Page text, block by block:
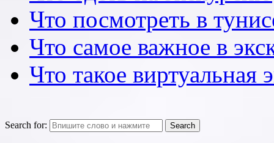
Что посмотреть в
Что самое важное в
Что такое виртуальная
Search for: